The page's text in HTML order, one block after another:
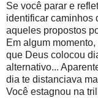
Se você parar e
identificar caminhos
aqueles propostos
Em algum
que Deus colocou
alternativo...
dia te distanciava
Você estagnou na